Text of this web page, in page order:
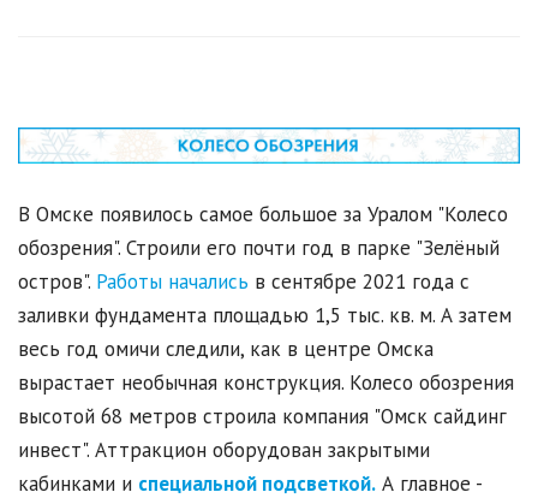
В Омске появилось самое большое за Уралом "Колесо
обозрения". Строили его почти год в парке "Зелёный
остров". Работы начались в сентябре 2021 года с
заливки фундамента площадью 1,5 тыс. кв. м. А затем
весь год омичи следили, как в центре Омска
вырастает необычная конструкция. Колесо обозрения
высотой 68 метров строила компания "Омск сайдинг
инвест". Аттракцион оборудован закрытыми
кабинками и специальной подсветкой. А главное -